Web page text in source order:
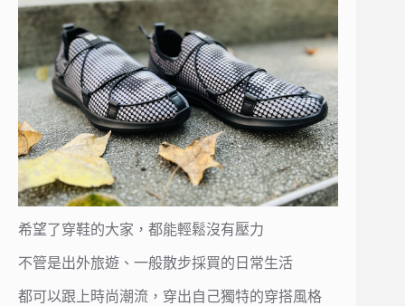
希望了穿鞋的大家，都能輕鬆沒有壓力
不管是出外旅遊、一般散步採買的日常生活
都可以跟上時尚潮流，穿出自己獨特的穿搭風格